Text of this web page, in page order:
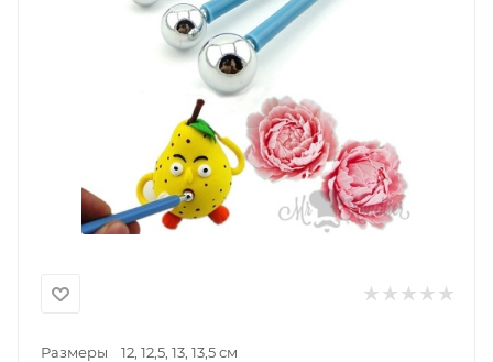
Размеры 12, 12,5, 13, 13,5 см